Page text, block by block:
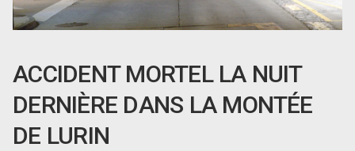
ACCIDENT MORTEL LA NUIT
DERNIÈRE DANS LA MONTÉE
DE LURIN